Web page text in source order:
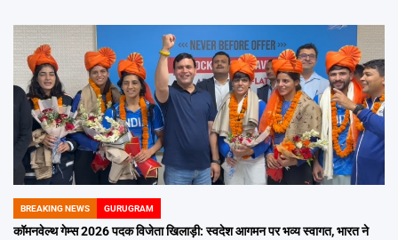
POSTED
IN
BREAKING NEWS GURUGRAM
कॉमनवेल्थ गेम्स 2026 पदक विजेता खिलाड़ी: स्वदेश आगमन पर भव्य स्वागत, भारत ने